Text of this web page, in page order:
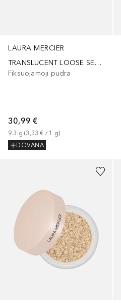
LAURA MERCIER
TRANSLUCENT LOOSE SETTING POWDER - MINI
Fiksuojamoji pudra
30,99 €
9.3 g (3,33 € / 1 g)
DOVANA